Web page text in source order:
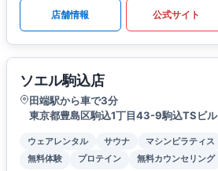
店舗情報 公式サイト
ソエル駒込店
田端駅から車で3分
東京都豊島区駒込1丁目43-9駒込TSビル
ウェアレンタル サウナ マシンピラティス
無料体験
プロテイン 無料カウンセリング